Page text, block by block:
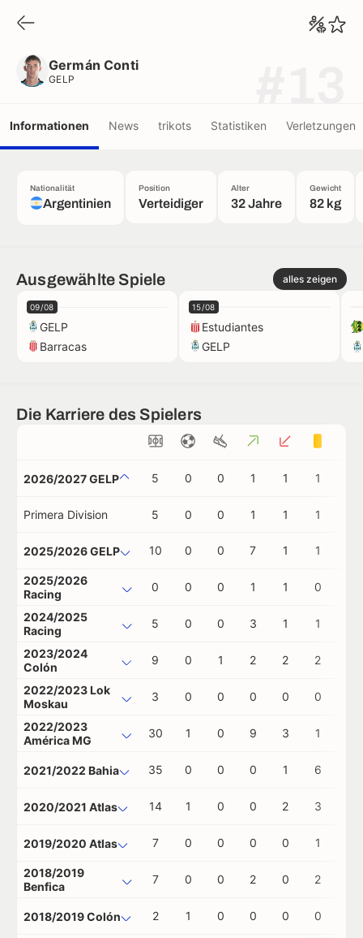
Germán Conti
GELP
Informationen News trikots Statistiken Verletzungen
Nationalität
Argentinien
Position
Verteidiger
Alter
32 Jahre
Gewicht
82 kg
Ausgewählte Spiele alles zeigen
09/08
GELP
Barracas
15/08
Estudiantes
GELP
Die Karriere des Spielers
2026/2027 GELP 5 0 0 1 1 1
Primera Division 5 0 0 1 1 1
2025/2026 GELP 10 0 0 7 1 1
2025/2026
Racing
0 0 0 1 1 0
2024/2025
Racing
5 0 0 3 1 1
2023/2024
Colón
9 0 1 2 2 2
2022/2023 Lok
Moskau
3 0 0 0 0 0
2022/2023
América MG
30 1 0 9 3 1
2021/2022 Bahia 35 0 0 0 1 6
2020/2021 Atlas 14 1 0 0 2 3
2019/2020 Atlas 7 0 0 0 0 1
2018/2019
Benfica
7 0 0 2 0 2
2018/2019 Colón 2 1 0 0 0 0